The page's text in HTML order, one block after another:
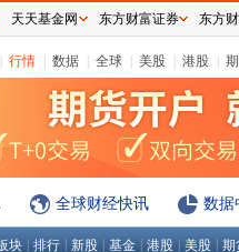
行情 数据 全球 美股 港股
全球财经快讯 数据
块 排行 新股 基金 港股 美股 期
天天基金网 东方财富证券 东方